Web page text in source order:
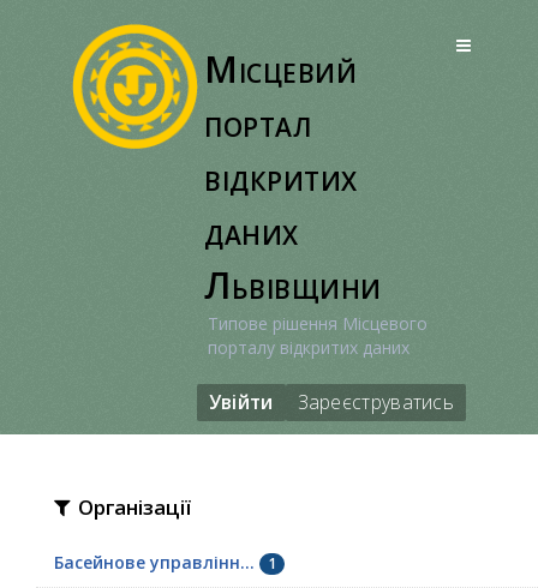
Місцевий
портал
відкритих
даних
Львівщини
Типове рішення Місцевого
порталу відкритих даних
Увійти Зареєструватись
Організації
Басейнове управлінн... 1